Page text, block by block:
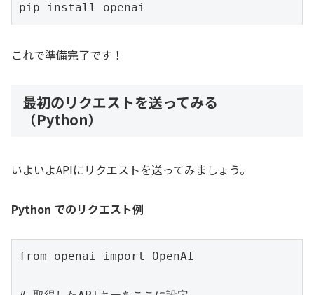
pip install openai
これで準備完了です！
最初のリクエストを送ってみる
（Python）
いよいよAPIにリクエストを送ってみましょう。
Python でのリクエスト例
from openai import OpenAI